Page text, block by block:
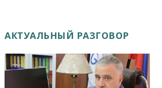
АКТУАЛЬНЫЙ РАЗГОВОР